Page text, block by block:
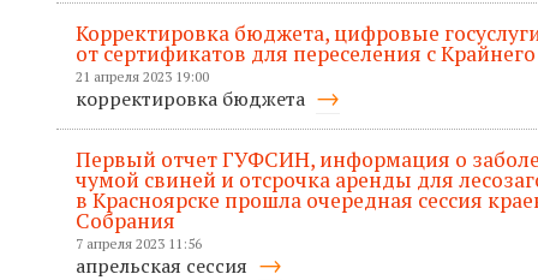
Корректировка бюджета, цифровые
от сертификатов для переселения с
21 апреля 2023 19:00
корректировка бюджета
Первый отчет ГУФСИН, информация о
чумой свиней и отсрочка аренды для
в Красноярске прошла очередная сессия
Собрания
7 апреля 2023 11:56
апрельская сессия